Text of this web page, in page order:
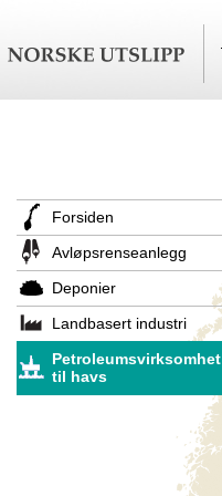
Forsiden
Avløpsrenseanlegg
Deponier
Landbasert industri
Petroleumsvirksomhet
til havs